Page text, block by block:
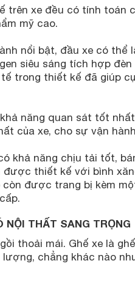
trên xe đều có tính toán
mỹ cao.
nổi bật, đầu xe có thể
siêu sáng tích hợp
trong thiết kế đã giúp
năng quan sát tốt
của xe, cho sự vận
khả năng chịu tải tốt,
được thiết kế với bình
được trang bị kèm
NỘI THẤT SANG TRỌNG
thoải mái. Ghế xe là
chẳng khác nào